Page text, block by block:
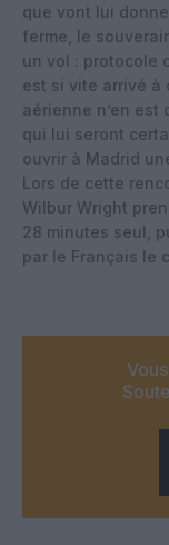
que vont lui
ferme, le
un vol : protocole
est si vite arrivé à
aérienne n’en est
qui lui seront
ouvrir à Madrid
Lors de cette
Wilbur Wright
28 minutes seul,
par le Français le